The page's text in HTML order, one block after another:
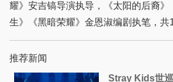
耀》安吉镐导演执导，《太阳的后裔》
生》《黑暗荣耀》金恩淑编剧执笔，共
推荐新闻
Stray Kids世